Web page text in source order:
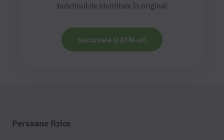
buletinul de identitate în original
Sucursale și ATM-uri
Persoane fizice